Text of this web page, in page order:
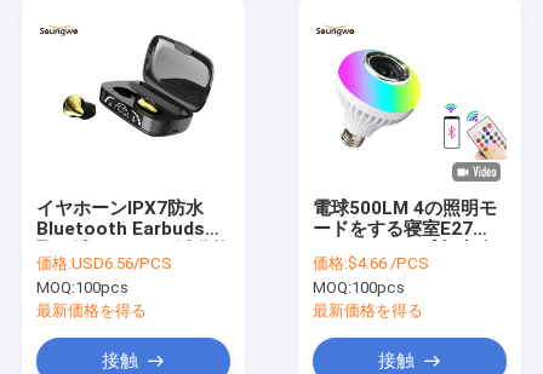
Bluetooth IOT装置
Bluetoothのヘッドホーン
Bluetoothのスピーカー
Bluetoothライト
Bluetoothのアダプター
イヤホーンIPX7防水
Bluetooth Earbudsを
な騒音
価格:USD6.56/PCS
MOQ:100pcs
最新価格を得る
接触
電球500LM 4の照明モ
ードをする寝室E27
価格:$4.66 /PCS
MOQ:100pcs
最新価格を得る
接触